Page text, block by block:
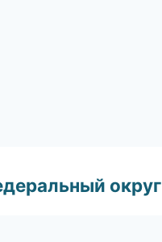
округ